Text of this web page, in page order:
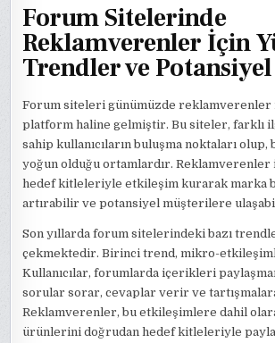
Forum Sitelerinde
Reklamverenler İçin
Trendler ve
Forum siteleri günümüzde reklamverenler
platform haline gelmiştir. Bu siteler, farklı
sahip kullanıcıların buluşma noktaları olup,
yoğun olduğu ortamlardır. Reklamverenler
hedef kitleleriyle etkileşim kurarak marka
artırabilir ve potansiyel müşterilere
Son yıllarda forum sitelerindeki bazı
çekmektedir. Birinci trend, mikro-
Kullanıcılar, forumlarda içerikleri
sorular sorar, cevaplar verir ve
Reklamverenler, bu etkileşimlere dahil
ürünlerini doğrudan hedef kitleleriyle